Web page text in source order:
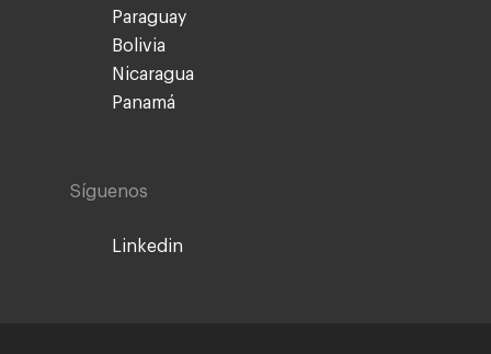
Paraguay
Bolivia
Nicaragua
Panamá
Síguenos
Linkedin